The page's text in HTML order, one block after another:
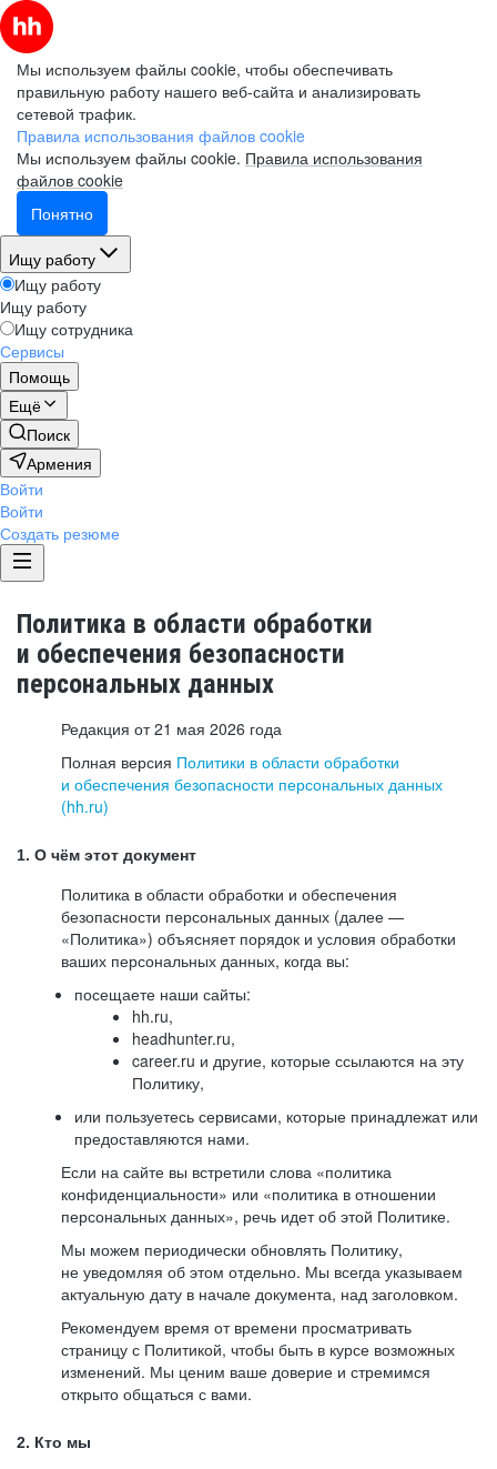
Мы используем файлы cookie, чтобы обеспечивать
правильную работу нашего веб-сайта и анализировать
сетевой трафик.
Правила использования файлов cookie
Мы используем файлы cookie. Правила использования
файлов cookie
Понятно
Ищу работу
Ищу работу
Ищу работу
Ищу сотрудника
Сервисы
Помощь
Ещё
Поиск
Армения
Войти
Войти
Создать резюме
Политика в области обработки
и обеспечения безопасности
персональных данных
Редакция от 21 мая 2026 года
Полная версия Политики в области обработки
и обеспечения безопасности персональных данных
(hh.ru)
1. О чём этот документ
Политика в области обработки и обеспечения
безопасности персональных данных (далее —
«Политика») объясняет порядок и условия обработки
ваших персональных данных, когда вы:
посещаете наши сайты:
hh.ru,
headhunter.ru,
career.ru и другие, которые ссылаются на эту
Политику,
или пользуетесь сервисами, которые принадлежат или
предоставляются нами.
Если на сайте вы встретили слова «политика
конфиденциальности» или «политика в отношении
персональных данных», речь идет об этой Политике.
Мы можем периодически обновлять Политику,
не уведомляя об этом отдельно. Мы всегда указываем
актуальную дату в начале документа, над заголовком.
Рекомендуем время от времени просматривать
страницу с Политикой, чтобы быть в курсе возможных
изменений. Мы ценим ваше доверие и стремимся
открыто общаться с вами.
2. Кто мы